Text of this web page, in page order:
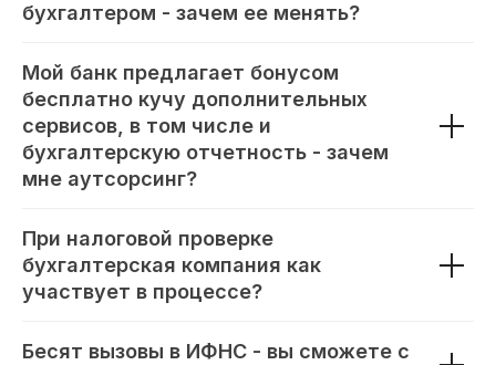
бухгалтером - зачем ее менять?
Мой банк предлагает бонусом
бесплатно кучу дополнительных
сервисов, в том числе и
бухгалтерскую отчетность - зачем
мне аутсорсинг?
При налоговой проверке
бухгалтерская компания как
участвует в процессе?
Бесят вызовы в ИФНС - вы сможете с